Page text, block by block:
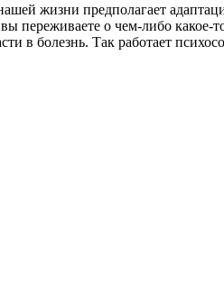
жизни предполагает
переживаете о чем-либо
в болезнь. Так работает